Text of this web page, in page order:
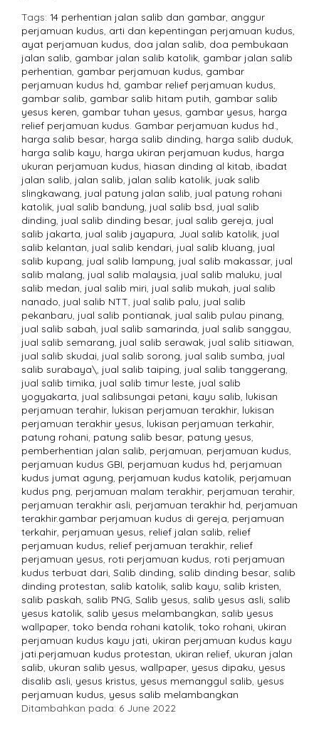
Tags: 14 perhentian jalan salib dan gambar, anggur
perjamuan kudus, arti dan kepentingan perjamuan kudus,
ayat perjamuan kudus, doa jalan salib, doa pembukaan
jalan salib, gambar jalan salib katolik, gambar jalan salib
perhentian, gambar perjamuan kudus, gambar
perjamuan kudus hd, gambar relief perjamuan kudus,
gambar salib, gambar salib hitam putih, gambar salib
yesus keren, gambar tuhan yesus, gambar yesus, harga
relief perjamuan kudus. Gambar perjamuan kudus hd.,
harga salib besar, harga salib dinding, harga salib duduk,
harga salib kayu, harga ukiran perjamuan kudus, harga
ukuran perjamuan kudus, hiasan dinding al kitab, ibadat
jalan salib, jalan salib, jalan salib katolik, juak salib
slingkawang, jual patung jalan salib, jual patung rohani
katolik, jual salib bandung, jual salib bsd, jual salib
dinding, jual salib dinding besar, jual salib gereja, jual
salib jakarta, jual salib jayapura, Jual salib katolik, jual
salib kelantan, jual salib kendari, jual salib kluang, jual
salib kupang, jual salib lampung, jual salib makassar, jual
salib malang, jual salib malaysia, jual salib maluku, jual
salib medan, jual salib miri, jual salib mukah, jual salib
nanado, jual salib NTT, jual salib palu, jual salib
pekanbaru, jual salib pontianak, jual salib pulau pinang,
jual salib sabah, jual salib samarinda, jual salib sanggau,
jual salib semarang, jual salib serawak, jual salib sitiawan,
jual salib skudai, jual salib sorong, jual salib sumba, jual
salib surabaya\, jual salib taiping, jual salib tanggerang,
jual salib timika, jual salib timur leste, jual salib
yogyakarta, jual salibsungai petani, kayu salib, lukisan
perjamuan terahir, lukisan perjamuan terakhir, lukisan
perjamuan terakhir yesus, lukisan perjamuan terkahir,
patung rohani, patung salib besar, patung yesus,
pemberhentian jalan salib, perjamuan, perjamuan kudus,
perjamuan kudus GBI, perjamuan kudus hd, perjamuan
kudus jumat agung, perjamuan kudus katolik, perjamuan
kudus png, perjamuan malam terakhir, perjamuan terahir,
perjamuan terakhir asli, perjamuan terakhir hd, perjamuan
terakhir.gambar perjamuan kudus di gereja, perjamuan
terkahir, perjamuan yesus, relief jalan salib, relief
perjamuan kudus, relief perjamuan terakhir, relief
perjamuan yesus, roti perjamuan kudus, roti perjamuan
kudus terbuat dari, Salib dinding, salib dinding besar, salib
dinding protestan, salib katolik, salib kayu, salib kristen,
salib paskah, salib PNG, Salib yesus, salib yesus asli, salib
yesus katolik, salib yesus melambangkan, salib yesus
wallpaper, toko benda rohani katolik, toko rohani, ukiran
perjamuan kudus kayu jati, ukiran perjamuan kudus kayu
jati.perjamuan kudus protestan, ukiran relief, ukuran jalan
salib, ukuran salib yesus, wallpaper, yesus dipaku, yesus
disalib asli, yesus kristus, yesus memanggul salib, yesus
perjamuan kudus, yesus salib melambangkan
Ditambahkan pada: 6 June 2022